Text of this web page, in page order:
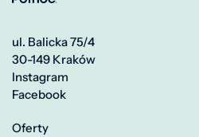
ul. Balicka 75/4
30-149 Kraków
Instagram
Facebook
Oferty